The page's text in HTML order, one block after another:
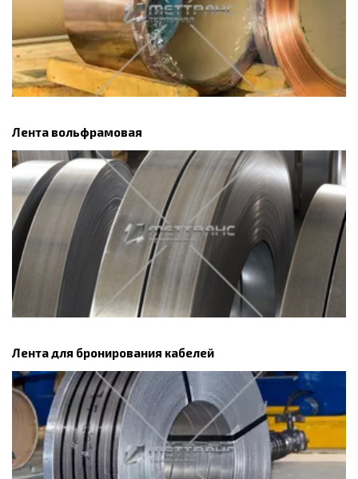
Лента вольфрамовая
Лента для бронирования кабелей